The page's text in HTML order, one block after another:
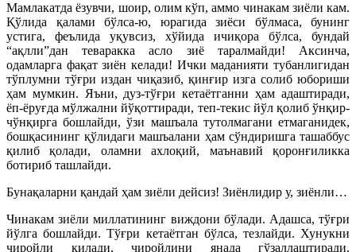
Мамлакатда ёзувчи, шоир, олим кўп, аммо чинакам зиёли кам.
Қўлида қалами бўлса-ю, юрагида зиёси бўлмаса, бунинг
устига, феълида уқувсиз, хўйида ичиқора бўлса, бундай
“ақлли”дан теваракка асло зиё таралмайди! Аксинча,
одамларга фақат зиён келади! Ички маданияти тубанлигидан
тўплумни тўғри издан чиқазиб, қинғир изга солиб юбориши
ҳам мумкин. Яъни, дуз-тўғри кетаётганни ҳам адаштиради,
ёп-ёруғда мўлжални йўқоттиради, теп-текис йўл қолиб ўнқир-
чўнқирга бошлайди, ўзи машъала тутолмагани етмаганидек,
бошқасининг қўлидаги машъалани ҳам сўндиришга ташаббус
қилиб қолади, оламни ахлоқий, маънавий қоронғиликка
ботириб ташлайди.
Бунақаларни қандай ҳам зиёли дейсиз! Зиёнлидир у, зиёнли…
Чинакам зиёли миллатининг виждони бўлади. Адашса, тўғри
йўлга бошлайди. Тўғри кетаётган бўлса, тезлайди. Хунукни
чиройли қилади, чиройлини янада гўзаллаштиради.